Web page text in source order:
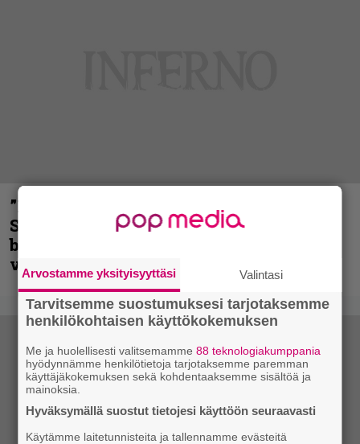
”He ovat tuoneet soittoon jotain uutta” –
Sepulturan Andreas Kisser nimeää
bändin, jonka riffit ovat tehneet
vaikutuksen
Arvostamme yksityisyyttäsi Valintasi
Tarvitsemme suostumuksesi tarjotaksemme
henkilökohtaisen käyttökokemuksen
Me ja huolellisesti valitsemamme88 teknologiakumppania
hyödynnämme henkilötietoja tarjotaksemme paremman
käyttäjäkokemuksen sekä kohdentaaksemme sisältöä ja
mainoksia.
Hyväksymällä suostut tietojesi käyttöön seuraavasti
Käytämme laitetunnisteita ja tallennamme evästeitä